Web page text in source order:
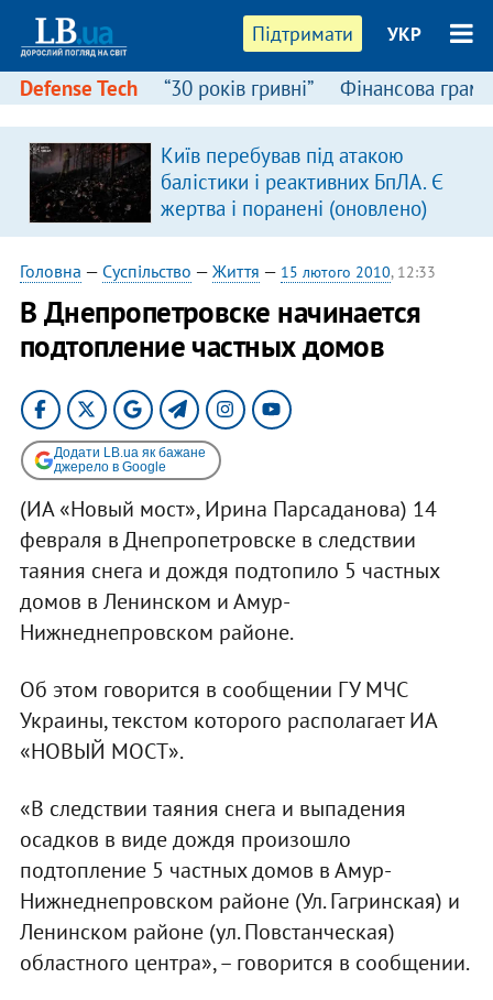
Підтримати УКР
Defense Tech “30 років гривні” Фінансова
Київ перебував під атакою
балістики і реактивних БпЛА. Є
жертва і поранені (оновлено)
Головна — Суспільство — Життя — 15 лютого 2010, 12:33
В Днепропетровске начинается
подтопление частных домов
Додати LB.ua як бажане
джерело в Google
(ИА «Новый мост», Ирина Парсаданова) 14
февраля в Днепропетровске в следствии
таяния снега и дождя подтопило 5 частных
домов в Ленинском и Амур-
Нижнеднепровском районе.
Об этом говорится в сообщении ГУ МЧС
Украины, текстом которого располагает ИА
«НОВЫЙ МОСТ».
«В следствии таяния снега и выпадения
осадков в виде дождя произошло
подтопление 5 частных домов в Амур-
Нижнеднепровском районе (Ул. Гагринская) и
Ленинском районе (ул. Повстанческая)
областного центра», – говорится в сообщении.